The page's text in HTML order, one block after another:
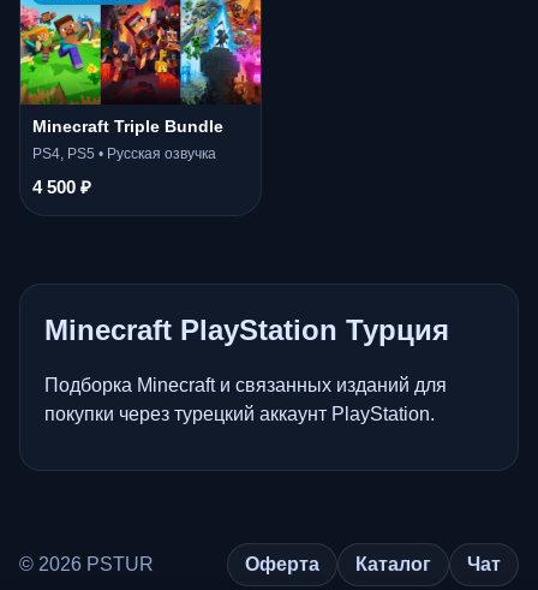
Minecraft Triple Bundle
PS4, PS5 • Русская озвучка
4 500 ₽
Minecraft PlayStation Турция
Подборка Minecraft и связанных изданий для
покупки через турецкий аккаунт PlayStation.
© 2026 PSTUR Оферта Каталог Чат